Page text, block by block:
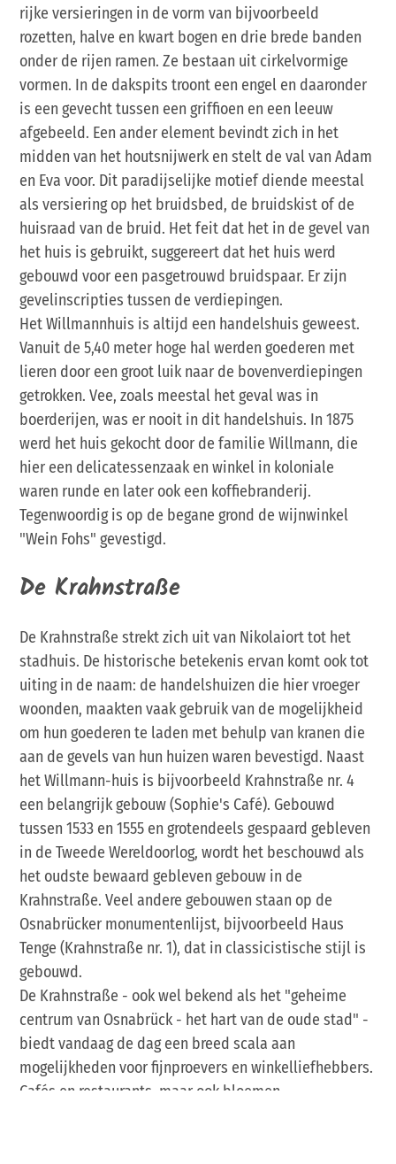
rijke versieringen in de vorm van bijvoorbeeld
rozetten, halve en kwart bogen en drie brede banden
onder de rijen ramen. Ze bestaan uit cirkelvormige
vormen. In de dakspits troont een engel en daaronder
is een gevecht tussen een griffioen en een leeuw
afgebeeld. Een ander element bevindt zich in het
midden van het houtsnijwerk en stelt de val van Adam
en Eva voor. Dit paradijselijke motief diende meestal
als versiering op het bruidsbed, de bruidskist of de
huisraad van de bruid. Het feit dat het in de gevel van
het huis is gebruikt, suggereert dat het huis werd
gebouwd voor een pasgetrouwd bruidspaar. Er zijn
gevelinscripties tussen de verdiepingen.
Het Willmannhuis is altijd een handelshuis geweest.
Vanuit de 5,40 meter hoge hal werden goederen met
lieren door een groot luik naar de bovenverdiepingen
getrokken. Vee, zoals meestal het geval was in
boerderijen, was er nooit in dit handelshuis. In 1875
werd het huis gekocht door de familie Willmann, die
hier een delicatessenzaak en winkel in koloniale
waren runde en later ook een koffiebranderij.
Tegenwoordig is op de begane grond de wijnwinkel
"Wein Fohs" gevestigd.
De Krahnstraße
De Krahnstraße strekt zich uit van Nikolaiort tot het
stadhuis. De historische betekenis ervan komt ook tot
uiting in de naam: de handelshuizen die hier vroeger
woonden, maakten vaak gebruik van de mogelijkheid
om hun goederen te laden met behulp van kranen die
aan de gevels van hun huizen waren bevestigd. Naast
het Willmann-huis is bijvoorbeeld Krahnstraße nr. 4
een belangrijk gebouw (Sophie's Café). Gebouwd
tussen 1533 en 1555 en grotendeels gespaard gebleven
in de Tweede Wereldoorlog, wordt het beschouwd als
het oudste bewaard gebleven gebouw in de
Krahnstraße. Veel andere gebouwen staan op de
Osnabrücker monumentenlijst, bijvoorbeeld Haus
Tenge (Krahnstraße nr. 1), dat in classicistische stijl is
gebouwd.
De Krahnstraße - ook wel bekend als het "geheime
centrum van Osnabrück - het hart van de oude stad" -
biedt vandaag de dag een breed scala aan
mogelijkheden voor fijnproevers en winkelliefhebbers.
Cafés en restaurants, maar ook bloemen-,